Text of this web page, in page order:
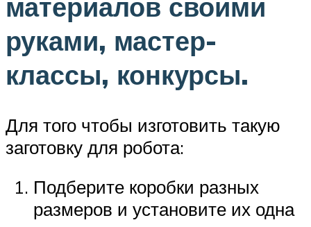
руками, мастер-
классы, конкурсы.
Для того чтобы изготовить такую
заготовку для робота:
Подберите коробки разных
размеров и установите их одна